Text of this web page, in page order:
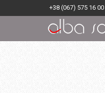
+38 (067) 575 16 00